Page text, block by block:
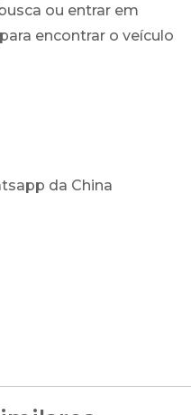
ou entrar em
encontrar o veículo
da China